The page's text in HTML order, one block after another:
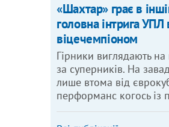
«Шахтар» грає в
головна інтрига УПЛ
віцечемпіоном
Гірники виглядають
за суперників. На
лише втома від
перформанс когось із